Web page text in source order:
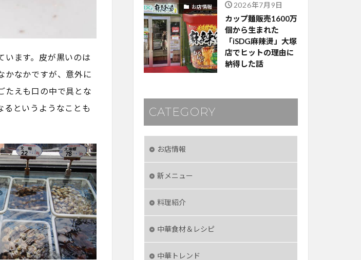
います。皮が黒いのは
かなかですが、意外に
たえも口の中で具とな
るというようなことも
お店情報 2026年7月9日
カップ麺販売1600万
個から生まれた
「iSDG麻辣燙」大塚
店でヒットの理由に
納得した話
CATEGORY
お店情報
新メニュー
料理紹介
中華食材＆レシピ
中華トレンド